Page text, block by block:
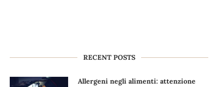
RECENT POSTS
Allergeni negli alimenti: attenzione